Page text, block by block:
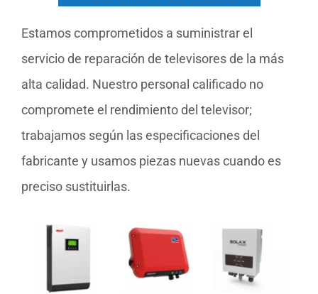
Estamos comprometidos a suministrar el
servicio de reparación de televisores de la más
alta calidad. Nuestro personal calificado no
compromete el rendimiento del televisor;
trabajamos según las especificaciones del
fabricante y usamos piezas nuevas cuando es
preciso sustituirlas.